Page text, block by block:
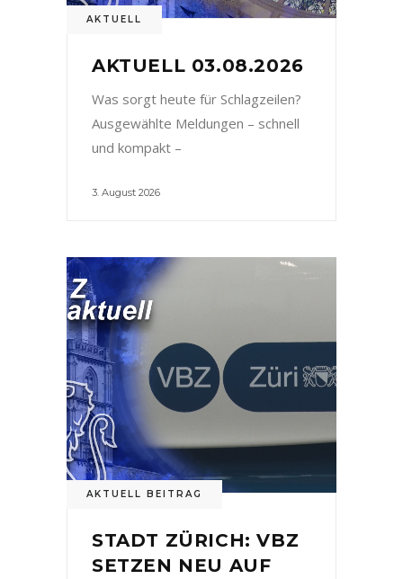
AKTUELL
AKTUELL 03.08.2026
Was sorgt heute für Schlagzeilen?
Ausgewählte Meldungen – schnell
und kompakt –
3. August 2026
AKTUELL BEITRAG
STADT ZÜRICH: VBZ
SETZEN NEU AUF